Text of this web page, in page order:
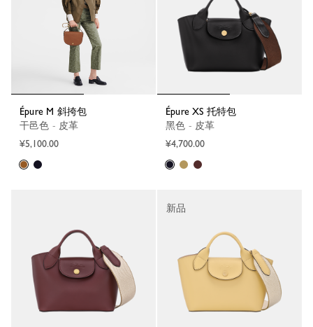
Épure M 斜挎包
干邑色 - 皮革
¥5,100.00
Épure XS 托特包
黑色 - 皮革
¥4,700.00
新品